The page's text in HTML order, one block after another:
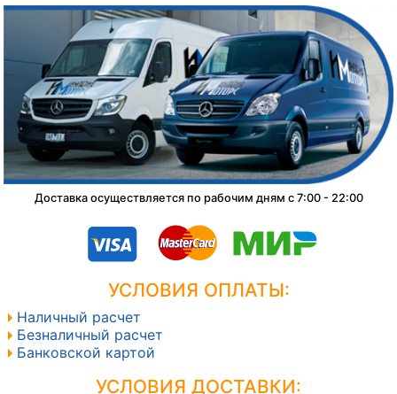
Доставка осуществляется по рабочим дням с 7:00 - 22:00
УСЛОВИЯ ОПЛАТЫ:
Наличный расчет
Безналичный расчет
Банковской картой
УСЛОВИЯ ДОСТАВКИ: